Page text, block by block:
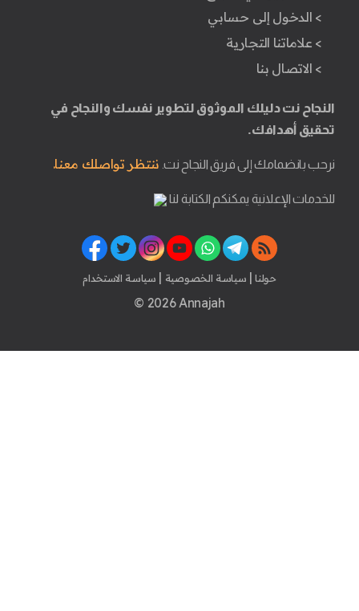
> الدخول إلى حسابي
> علاماتنا التجارية
> الاتصال بنا
النجاح نت دليلك الموثوق لتطوير نفسك والنجاح في
تحقيق أهدافك.
نرحب بانضمامك إلى فريق النجاح نت. ننتظر تواصلك معنا.
للخدمات الإعلانية يمكنكم الكتابة لنا
حولنا | سياسة الخصوصية | سياسة الاستخدام
© 2026 Annajah